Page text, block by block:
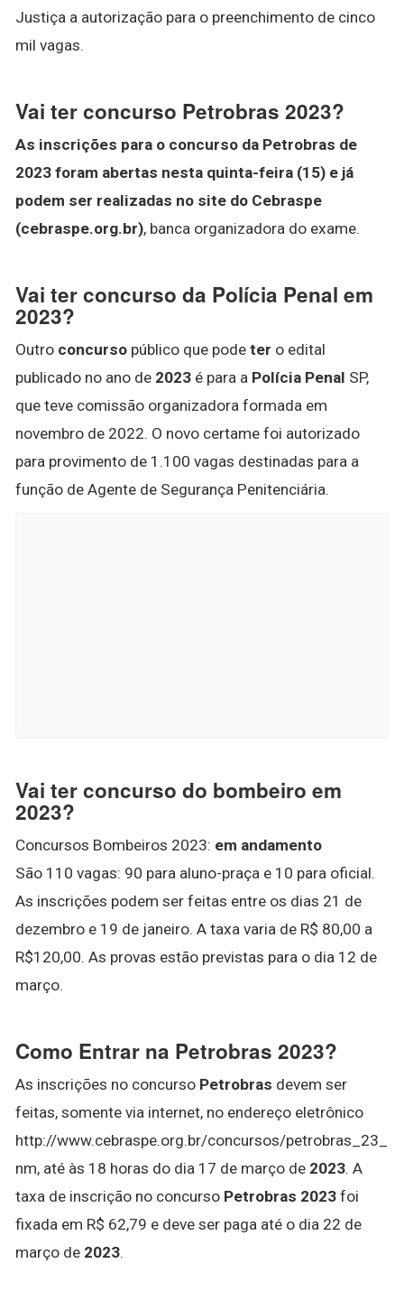
Justiça a autorização para o preenchimento de cinco
mil vagas.
Vai ter concurso Petrobras 2023?
As inscrições para o concurso da Petrobras de
2023 foram abertas nesta quinta-feira (15) e já
podem ser realizadas no site do Cebraspe
(cebraspe.org.br), banca organizadora do exame.
Vai ter concurso da Polícia Penal em
2023?
Outro concurso público que pode ter o edital
publicado no ano de 2023 é para a Polícia Penal SP,
que teve comissão organizadora formada em
novembro de 2022. O novo certame foi autorizado
para provimento de 1.100 vagas destinadas para a
função de Agente de Segurança Penitenciária.
Vai ter concurso do bombeiro em
2023?
Concursos Bombeiros 2023: em andamento
São 110 vagas: 90 para aluno-praça e 10 para oficial.
As inscrições podem ser feitas entre os dias 21 de
dezembro e 19 de janeiro. A taxa varia de R$ 80,00 a
R$120,00. As provas estão previstas para o dia 12 de
março.
Como Entrar na Petrobras 2023?
As inscrições no concurso Petrobras devem ser
feitas, somente via internet, no endereço eletrônico
http://www.cebraspe.org.br/concursos/petrobras_23_
nm, até às 18 horas do dia 17 de março de 2023. A
taxa de inscrição no concurso Petrobras 2023 foi
fixada em R$ 62,79 e deve ser paga até o dia 22 de
março de 2023.